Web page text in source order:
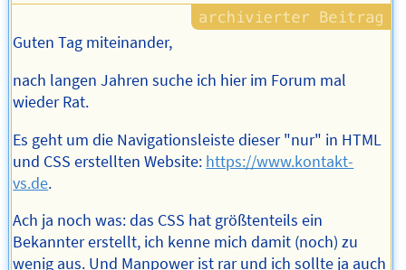
Guten Tag miteinander,
nach langen Jahren suche ich hier im Forum mal
wieder Rat.
Es geht um die Navigationsleiste dieser "nur" in HTML
und CSS erstellten Website: https://www.kontakt-
vs.de.
Ach ja noch was: das CSS hat größtenteils ein
Bekannter erstellt, ich kenne mich damit (noch) zu
wenig aus. Und Manpower ist rar und ich sollte ja auch